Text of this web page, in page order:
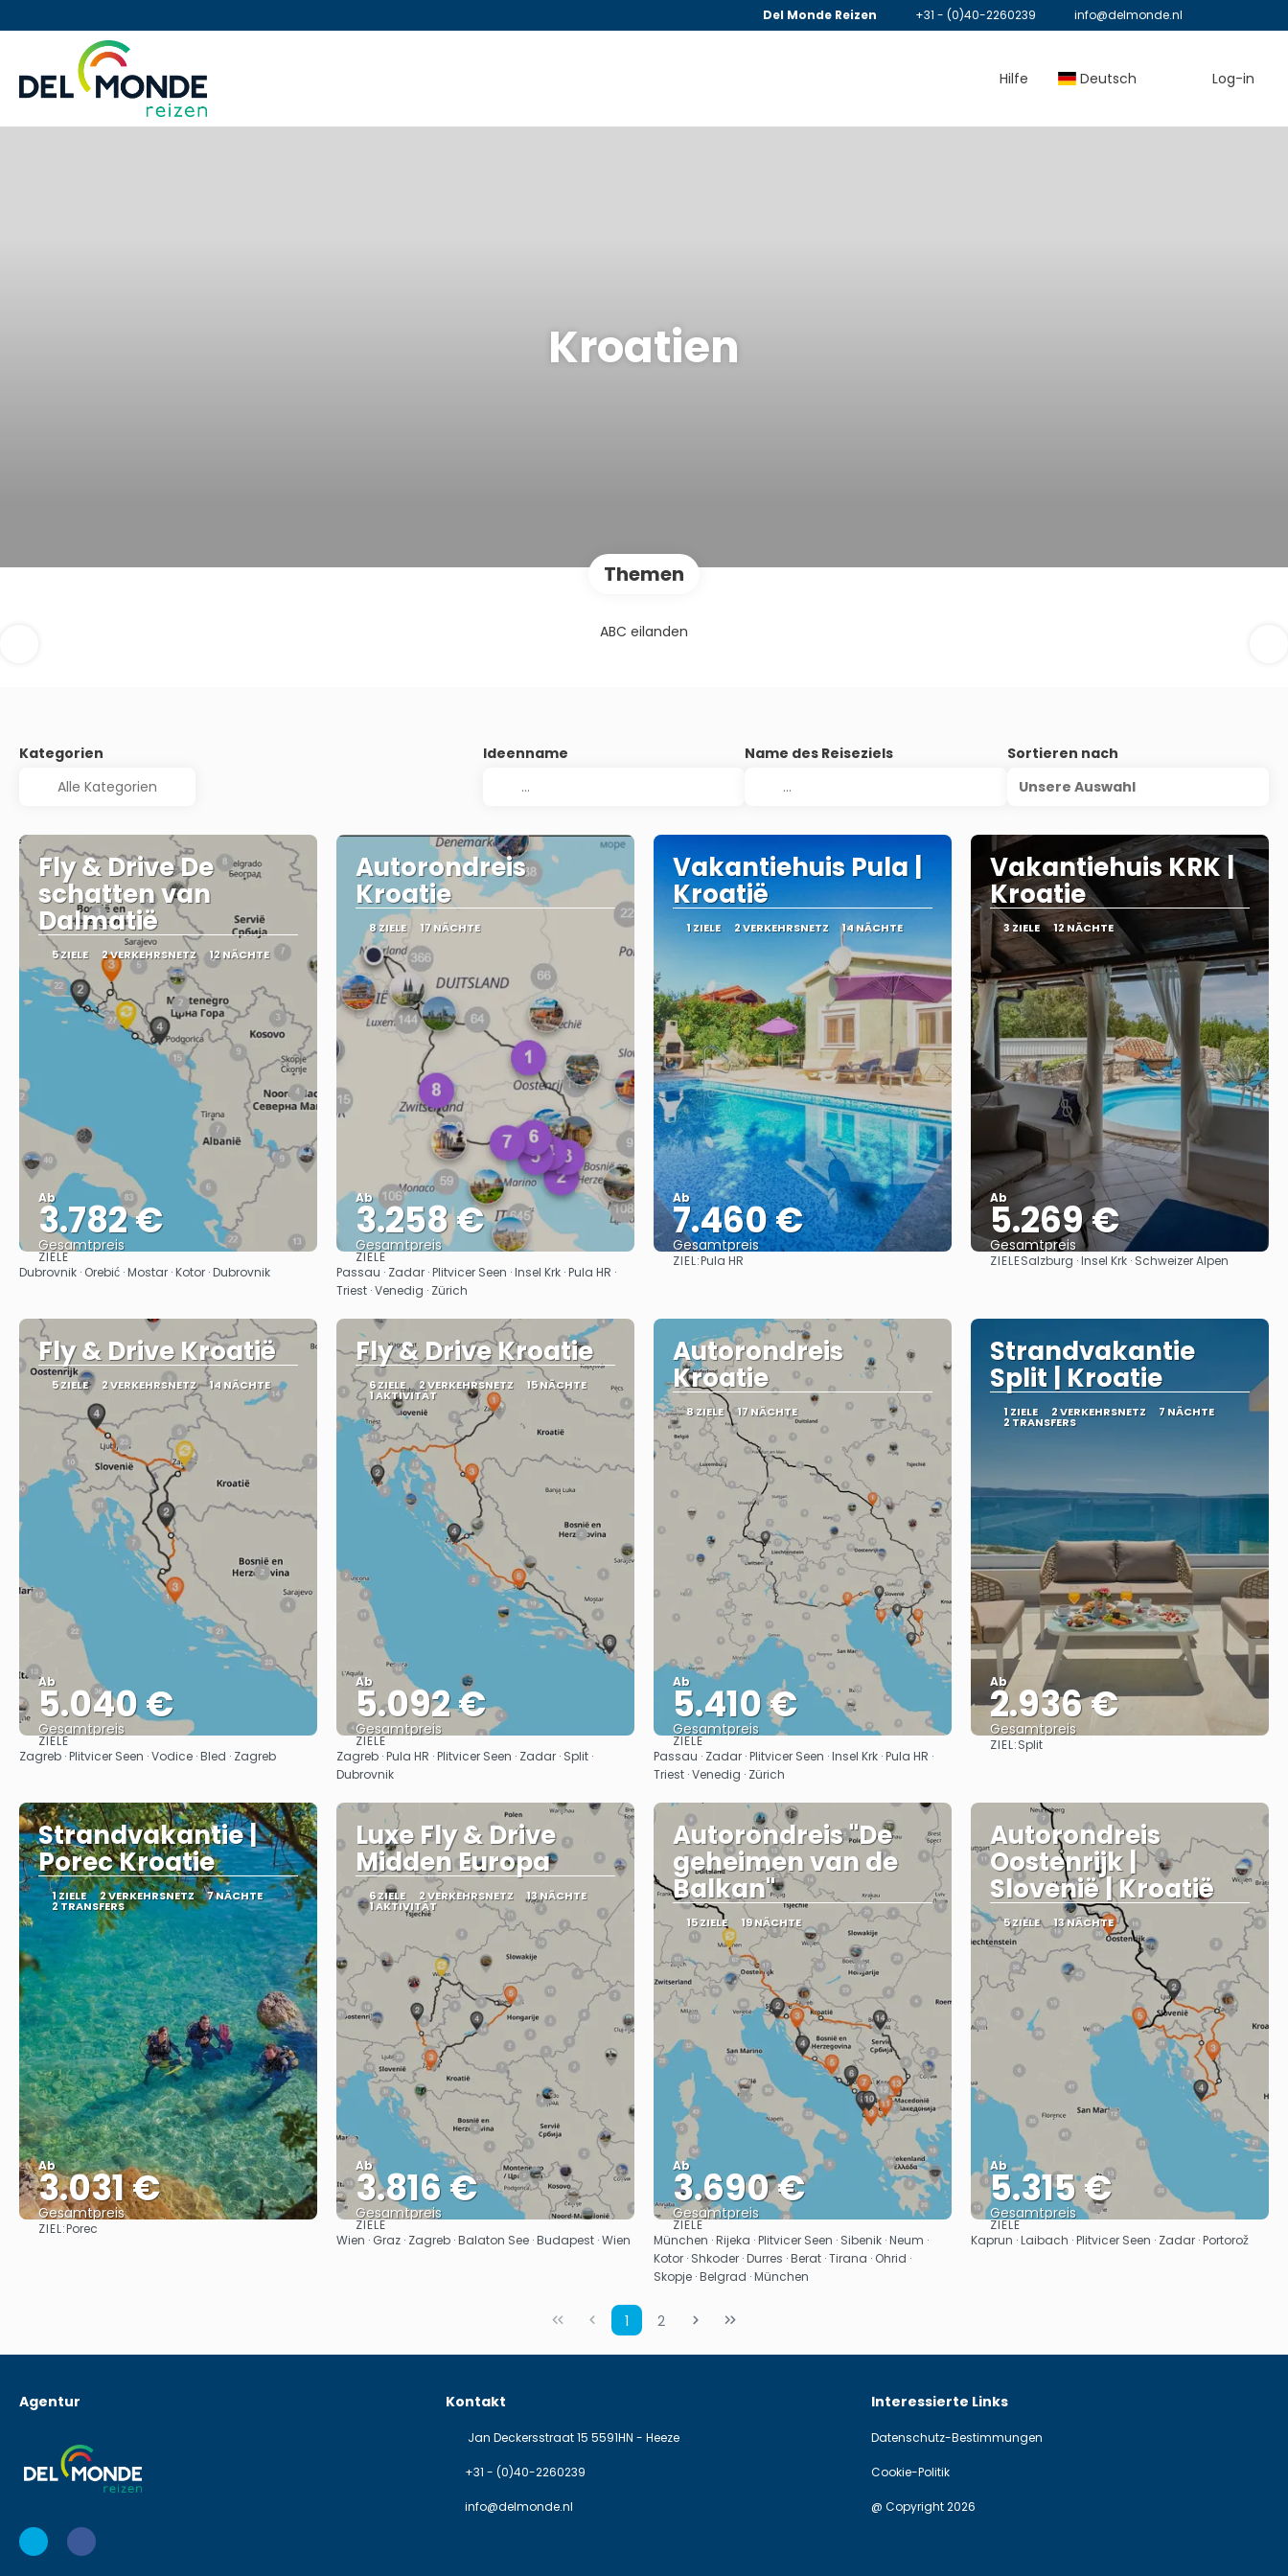
Del Monde Reizen +31 - (0)40-2260239 info@delmonde.nl
Hilfe Deutsch Log-in
Kroatien
Themen
ABC eilanden
Kategorien Ideenname Name des Reiseziels
Sortieren nach
Unsere Auswahl
Fly & Drive De
schatten van
Dalmatië
5 ZIELE 2 VERKEHRSNETZ 12 NÄCHTE
Ab
3.782 €
Gesamtpreis
Sehen
ZIELE
Dubrovnik · Orebić · Mostar · Kotor · Dubrovnik
Autorondreis
Kroatie
8 ZIELE 17 NÄCHTE
Ab
3.258 €
Gesamtpreis
Sehen
ZIELE
Passau · Zadar · Plitvicer Seen · Insel Krk · Pula HR ·
Triest · Venedig · Zürich
Vakantiehuis Pula |
Kroatië
1 ZIELE 2 VERKEHRSNETZ 14 NÄCHTE
Ab
7.460 €
Gesamtpreis
ZIEL:Pula HR
Vakantiehuis KRK |
Kroatie
3 ZIELE 12 NÄCHTE
Ab
5.269 €
Gesamtpreis
Sehen
ZIELESalzburg · Insel Krk · Schweizer Alpen
Fly & Drive Kroatië
5 ZIELE 2 VERKEHRSNETZ 14 NÄCHTE
Ab
5.040 €
Gesamtpreis
Sehen
ZIELE
Zagreb · Plitvicer Seen · Vodice · Bled · Zagreb
Fly & Drive Kroatie
6 ZIELE 2 VERKEHRSNETZ 15 NÄCHTE
1 AKTIVITÄT
Ab
5.092 €
Gesamtpreis
Sehen
ZIELE
Zagreb · Pula HR · Plitvicer Seen · Zadar · Split ·
Dubrovnik
Autorondreis
Kroatie
8 ZIELE 17 NÄCHTE
Ab
5.410 €
Gesamtpreis
Sehen
ZIELE
Passau · Zadar · Plitvicer Seen · Insel Krk · Pula HR ·
Triest · Venedig · Zürich
Strandvakantie
Split | Kroatie
1 ZIELE 2 VERKEHRSNETZ 7 NÄCHTE
2 TRANSFERS
Ab
2.936 €
Gesamtpreis
ZIEL:Split
Strandvakantie |
Porec Kroatie
1 ZIELE 2 VERKEHRSNETZ 7 NÄCHTE
2 TRANSFERS
Ab
3.031 €
Gesamtpreis
ZIEL:Porec
Luxe Fly & Drive
Midden Europa
6 ZIELE 2 VERKEHRSNETZ 13 NÄCHTE
1 AKTIVITÄT
Ab
3.816 €
Gesamtpreis
Sehen
ZIELE
Wien · Graz · Zagreb · Balaton See · Budapest · Wien
Autorondreis "De
geheimen van de
Balkan"
15 ZIELE 19 NÄCHTE
Ab
3.690 €
Gesamtpreis
Sehen
ZIELE
München · Rijeka · Plitvicer Seen · Sibenik · Neum ·
Kotor · Shkoder · Durres · Berat · Tirana · Ohrid ·
Skopje · Belgrad · München
Autorondreis
Oostenrijk |
Slovenië | Kroatië
5 ZIELE 13 NÄCHTE
Ab
5.315 €
Gesamtpreis
Sehen
ZIELE
Kaprun · Laibach · Plitvicer Seen · Zadar · Portorož
1 2
Agentur Kontakt
Jan Deckersstraat 15 5591HN - Heeze
+31 - (0)40-2260239
info@delmonde.nl
Interessierte Links
Datenschutz-Bestimmungen
Cookie-Politik
@ Copyright 2026